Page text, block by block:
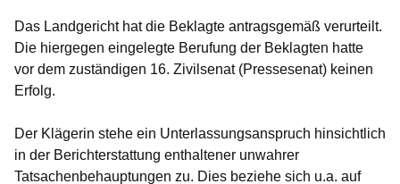
Das Landgericht hat die Beklagte antragsgemäß verurteilt.
Die hiergegen eingelegte Berufung der Beklagten hatte
vor dem zuständigen 16. Zivilsenat (Pressesenat) keinen
Erfolg.
Der Klägerin stehe ein Unterlassungsanspruch hinsichtlich
in der Berichterstattung enthaltener unwahrer
Tatsachenbehauptungen zu. Dies beziehe sich u.a. auf